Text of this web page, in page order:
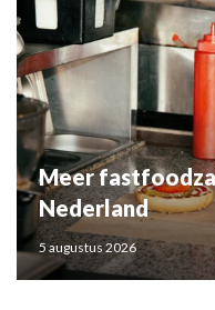
Meer
Nederland
5 augustus 2026